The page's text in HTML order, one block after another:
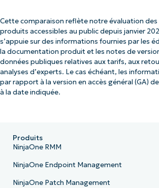
Cette comparaison reflète notre évaluation des
produits accessibles au public depuis janvier
s’appuie sur des informations fournies par les
la documentation produit et les notes de
données publiques relatives aux tarifs, aux
analyses d’experts. Le cas échéant, les
par rapport à la version en accès général (GA)
à la date indiquée.
Produits
NinjaOne RMM
NinjaOne Endpoint Management
NinjaOne Patch Management